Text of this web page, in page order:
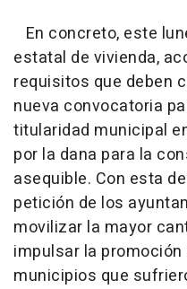
En concreto, este
estatal de vivienda,
requisitos que deben
nueva convocatoria
titularidad municipal
por la dana para la
asequible. Con esta
petición de los
movilizar la mayor
impulsar la
municipios que